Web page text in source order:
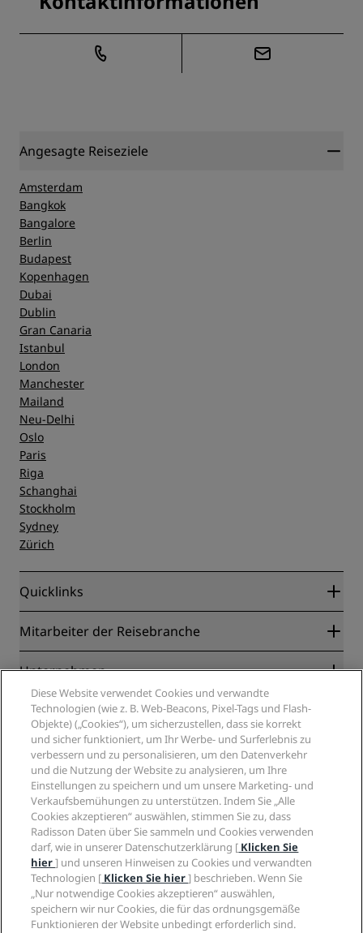
Angesagte Reiseziele
Amsterdam
Bangkok
Bangalore
Berlin
Budapest
Kopenhagen
Dubai
Dublin
Gran Canaria
Istanbul
London
Manchester
Mailand
Neu-Delhi
Oslo
Paris
Riga
Schanghai
Stockholm
Sydney
Zürich
Quicklinks
Radisson Rewards
Blog
Neue und aufstrebende Hotels
Radisson Hotels APP
„Sports Approved“-Hotels
Familienfreundliche Hotels
Gesundheit & Sicherheit
Mitarbeiter der Reisebranche
Partner
Reisebüros
Unternehmen
Radisson Hotel Group
Medien
Karriere RHG
Karriere PPHE
Karrieren EHL
The Club by RHG
Entwicklungsmöglichkeiten
Responsible Business – Unser Engagement
Einkauf
Rechtliches
Privacy Centre
Rechtliche Hinweise
Radisson Rewards Geschäftsbedingungen
Website-Nutzungsvereinbarung
Digitale Barrierefreiheit
Moderne Sklaverei – Erklärung
Hilfe
Verbrauchermeldungen
Kontakt
FAQ
Inhaltsübersicht
Soziale Medien
Marken von Radisson Hotels
Diese Website verwendet Cookies und verwandte
Technologien (wie z. B. Web-Beacons, Pixel-Tags und Flash-
Objekte) („Cookies“), um sicherzustellen, dass sie korrekt
und sicher funktioniert, um Ihr Werbe- und Surferlebnis zu
verbessern und zu personalisieren, um den Datenverkehr
und die Nutzung der Website zu analysieren, um Ihre
Einstellungen zu speichern und um unsere Marketing- und
Verkaufsbemühungen zu unterstützen. Indem Sie „Alle
Cookies akzeptieren“ auswählen, stimmen Sie zu, dass
Radisson Daten über Sie sammeln und Cookies verwenden
darf, wie in unserer Datenschutzerklärung [ Klicken Sie
hier] und unseren Hinweisen zu Cookies und verwandten
Technologien [ Klicken Sie hier] beschrieben. Wenn Sie
„Nur notwendige Cookies akzeptieren“ auswählen,
speichern wir nur Cookies, die für das ordnungsgemäße
Funktionieren der Website unbedingt erforderlich sind.